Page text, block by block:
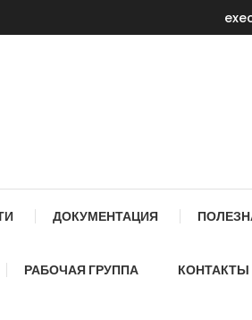
ДОКУМЕНТАЦИЯ
РАБОЧАЯ ГРУППА КОНТАКТЫ